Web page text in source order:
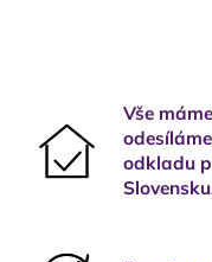
Vše
odkladu